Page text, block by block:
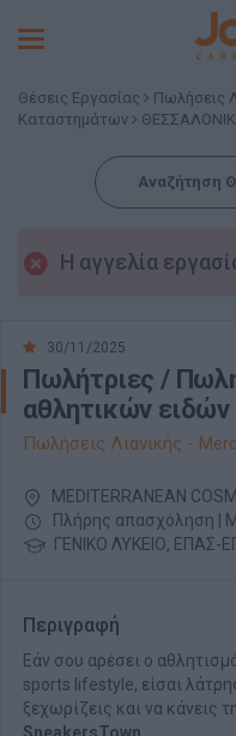
Toggle
Θέσεις Εργασίας Πωλήσεις
Καταστημάτων
Αναζήτηση
Η αγγελία
30/11/2025
Πωλήτριες /
αθλητικών ειδών
Πωλήσεις Λιανικής -
MEDITERRANEAN
Πλήρης απασχόληση |
ΓΕΝΙΚΟ ΛΥΚΕΙΟ, ΕΠΑΣ-
Περιγραφή
Εάν σου αρέσει ο
sports lifestyle, είσαι
ξεχωρίζεις και να κάνεις